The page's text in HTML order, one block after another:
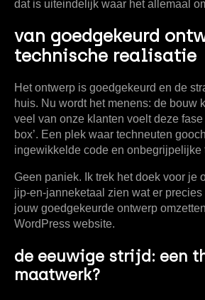
dat is uiteindelijk waar het allemaal
van goedgekeurd
technische realisatie
Het ontwerp is goedgekeurd en de
huis. Nu wordt het menens: de bouw
veel van onze klanten voelt deze fase
box’. Een plek waar techneuten
ingewikkelde code en onbegrijpelijke
Geen paniek. Ik trek het doek voor je
jip-en-janneketaal zien wat er
jouw goedgekeurde ontwerp
WordPress website.
de eeuwige strijd: een
maatwerk?